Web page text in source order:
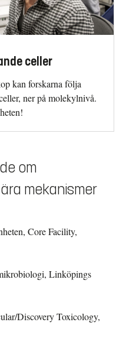
celler
kan forskarna följa
ner på molekylnivå.
om
mekanismer
Core Facility,
Linköpings
Discovery Toxicology,